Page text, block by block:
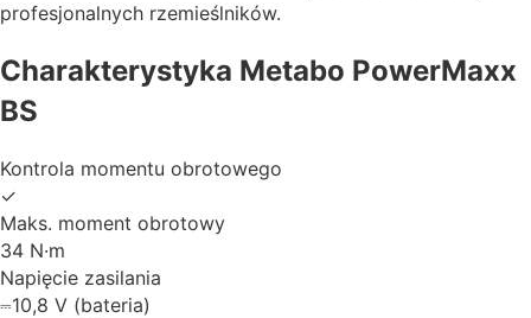
profesjonalnych rzemieślników.
Charakterystyka Metabo PowerMaxx
BS
Kontrola momentu obrotowego
✓
Maks. moment obrotowy
34 N·m
Napięcie zasilania
⎓10,8 V (bateria)